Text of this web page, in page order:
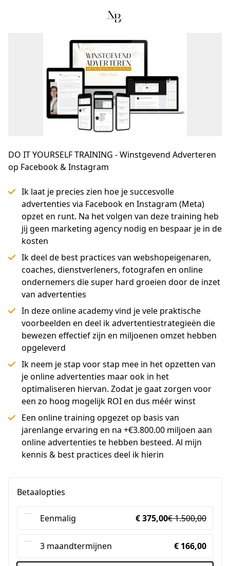
DO IT YOURSELF TRAINING - Winstgevend Adverteren
op Facebook & Instagram
Ik laat je precies zien hoe je succesvolle
advertenties via Facebook en Instagram (Meta)
opzet en runt. Na het volgen van deze training heb
jij geen marketing agency nodig en bespaar je in de
kosten
Ik deel de best practices van webshopeigenaren,
coaches, dienstverleners, fotografen en online
ondernemers die super hard groeien door de inzet
van advertenties
In deze online academy vind je vele praktische
voorbeelden en deel ik advertentiestrategieën die
bewezen effectief zijn en miljoenen omzet hebben
opgeleverd
Ik neem je stap voor stap mee in het opzetten van
je online advertenties maar ook in het
optimaliseren hiervan. Zodat je gaat zorgen voor
een zo hoog mogelijk ROI en dus méér winst
Een online training opgezet op basis van
jarenlange ervaring en na +€3.800.00 miljoen aan
online advertenties te hebben besteed. Al mijn
kennis & best practices deel ik hierin
Betaalopties
Eenmalig € 375,00€ 1.500,00
3 maandtermijnen € 166,00